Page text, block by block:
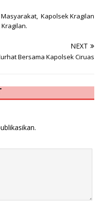
Kapolsek Kragilan
NEXT
Bersama Kapolsek Ciruas